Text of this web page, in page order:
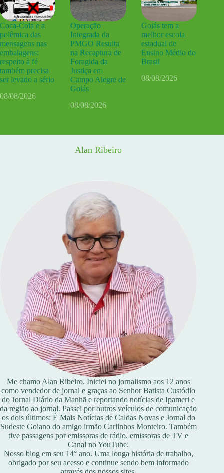
Coca-Cola e a
polêmica das
mensagens nas
embalagens:
respeito à fé
também precisa
ser levado a sério
08/08/2026
Operação
Integrada da
PMGO Resulta
na Recaptura de
Foragida da
Justiça em
Campo Alegre de
Goiás
08/08/2026
Goiás tem a
melhor escola
estadual de
Ensino Médio do
Brasil
08/08/2026
Alan Ribeiro
Me chamo Alan Ribeiro. Iniciei no jornalismo aos 12 anos
como vendedor de jornal e graças ao Senhor Batista Custódio
do Jornal Diário da Manhã e reportando notícias de Ipameri e
da região ao jornal. Passei por outros veículos de comunicação
os dois últimos: É Mais Notícias de Caldas Novas e Jornal do
Sudeste Goiano do amigo irmão Carlinhos Monteiro. Também
tive passagens por emissoras de rádio, emissoras de TV e
Canal no YouTube.
Nosso blog em seu 14° ano. Uma longa história de trabalho,
obrigado por seu acesso e continue sendo bem informado